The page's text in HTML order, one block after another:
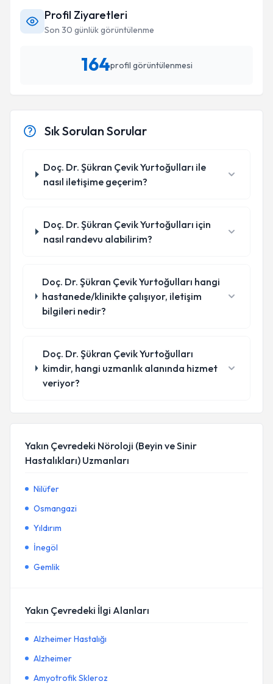
Profil Ziyaretleri
Son 30 günlük görüntülenme
164profil görüntülenmesi
Sık Sorulan Sorular
Doç. Dr. Şükran Çevik Yurtoğulları ile
nasıl iletişime geçerim?
Doç. Dr. Şükran Çevik Yurtoğulları için
nasıl randevu alabilirim?
Doç. Dr. Şükran Çevik Yurtoğulları hangi
hastanede/klinikte çalışıyor, iletişim
bilgileri nedir?
Doç. Dr. Şükran Çevik Yurtoğulları
kimdir, hangi uzmanlık alanında hizmet
veriyor?
Yakın Çevredeki Nöroloji (Beyin ve Sinir
Hastalıkları) Uzmanları
Nilüfer
Osmangazi
Yıldırım
İnegöl
Gemlik
Yakın Çevredeki İlgi Alanları
Alzheimer Hastalığı
Alzheimer
Amyotrofik Skleroz